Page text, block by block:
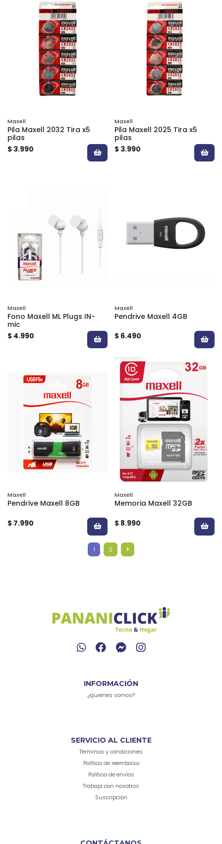
Maxell
Pila Maxell 2032 Tira x5
pilas
$ 3.990
Maxell
Pila Maxell 2025 Tira x5
pilas
$ 3.990
Maxell
Fono Maxell ML Plugs IN-
mic
$ 4.990
Maxell
Pendrive Maxell 4GB
$ 6.490
Maxell
Pendrive Maxell 8GB
$ 7.990
Maxell
Memoria Maxell 32GB
$ 8.990
1 2
INFORMACIÓN
¿quienes somos?
SERVICIO AL CLIENTE
Términos y condiciones
Política de reembolso
Política de envíos
Trabaja con nosotros
Suscripción